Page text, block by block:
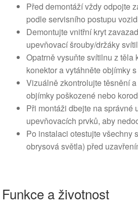
Před demontáží vždy odpojte
podle servisního postupu
Demontujte vnitřní kryt
upevňovací šrouby/držáky
Opatrně vysuňte svítilnu z
konektor a vytáhněte objímky
Vizuálně zkontrolujte těsnění
objímky poškozené nebo
Při montáži dbejte na správné
upevňovacích prvků, aby
Po instalaci otestujte všechny
obrysová světla) před
Funkce a životnost